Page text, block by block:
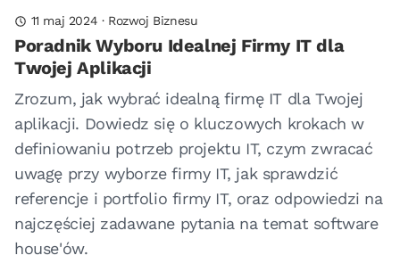
11 maj 2024 · Rozwoj Biznesu
Poradnik Wyboru Idealnej Firmy IT dla
Twojej Aplikacji
Zrozum, jak wybrać idealną firmę IT dla Twojej
aplikacji. Dowiedz się o kluczowych krokach w
definiowaniu potrzeb projektu IT, czym zwracać
uwagę przy wyborze firmy IT, jak sprawdzić
referencje i portfolio firmy IT, oraz odpowiedzi na
najczęściej zadawane pytania na temat software
house'ów.